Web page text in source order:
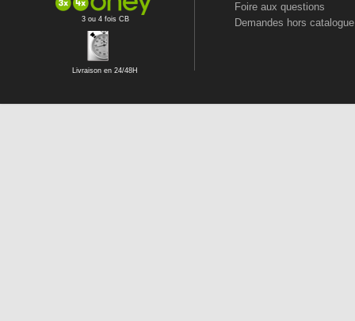
3 ou 4 fois CB
Livraison en 24/48H
Foire aux questions
Demandes hors catalogue